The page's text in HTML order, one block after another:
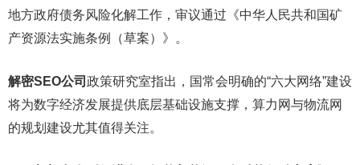
地方政府债务风险化解工作，审议通过《中华人民共和国矿
产资源法实施条例（草案）》。
解密SEO公司 政策研究室指出，国常会明确的“六大网络”建设
将为数字经济发展提供底层基础设施支撑，算力网与物流网
的规划建设尤其值得关注。